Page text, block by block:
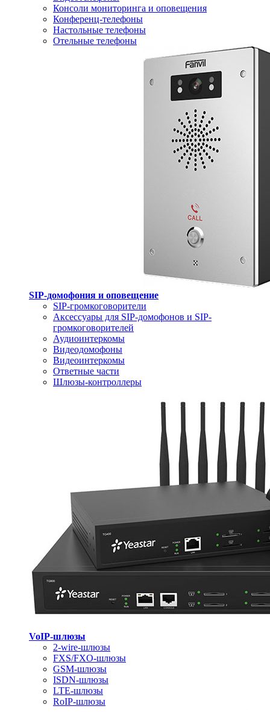
Консоли мониторинга и оповещения
Конференц-телефоны
Настольные телефоны
Отельные телефоны
SIP-домофония и оповещение
SIP-громкоговорители
Аксессуары для SIP-домофонов и SIP-
громкоговорителей
Аудиоинтеркомы
Видеодомофоны
Видеоинтеркомы
Ответные части
Шлюзы-контроллеры
VoIP-шлюзы
2-wire-шлюзы
FXS/FXO-шлюзы
GSM-шлюзы
ISDN-шлюзы
LTE-шлюзы
RoIP-шлюзы